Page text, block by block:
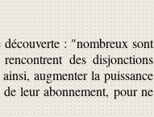
: "nombreux sont
des disjonctions
augmenter la puissance
leur abonnement, pour ne